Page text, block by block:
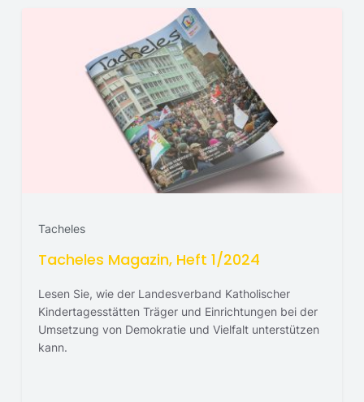
Tacheles
Tacheles Magazin, Heft 1/2024
Lesen Sie, wie der Landesverband Katholischer
Kindertagesstätten Träger und Einrichtungen bei der
Umsetzung von Demokratie und Vielfalt unterstützen
kann.